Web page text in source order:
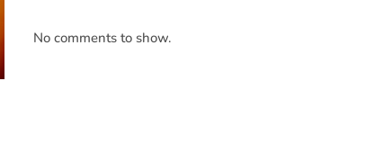
No comments to show.